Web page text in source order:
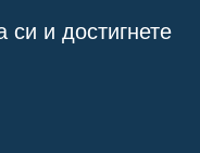
си и достигнете